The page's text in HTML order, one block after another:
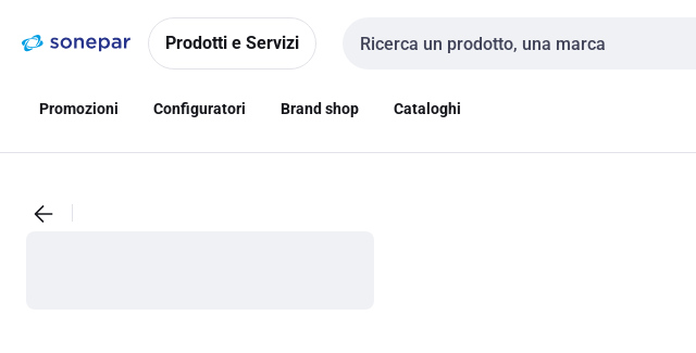
navigazionealla
Prodotti e Servizi
Cerca input
Promozioni Configuratori Brand shop Cataloghi